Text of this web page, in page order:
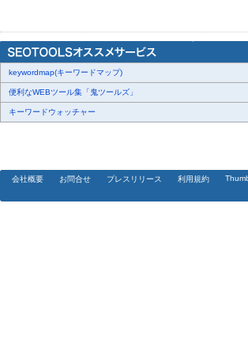
【多様性を尊重し合う社会〜映画を通じて】
イラク戦争後のイラクでのPTSDを抱えた
（アメード・ヤシン監督/メイサム・シバラ
の更生する姿を描く「ダイバシティ・ユナ
映画も紹介します。ウクライナやガザ、パ
交流映画を制作する樽谷大助監督・増山麗
場”を映画を通じて希求する取り組みを発表
keywordmap(キーワードマップ)
便利なWEBツール集「鬼ツールズ」
キーワードウォッチャー
会社概要 お問合せ プレスリリース 利用規約